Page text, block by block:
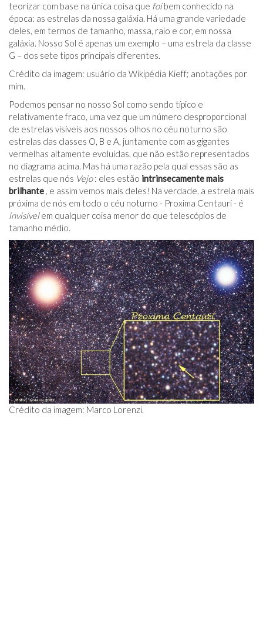
teorizar com base na única coisa que foibem conhecido na
época: as estrelas da nossa galáxia. Há uma grande variedade
deles, em termos de tamanho, massa, raio e cor, em nossa
galáxia. Nosso Sol é apenas um exemplo – uma estrela da classe
G – dos sete tipos principais diferentes.
Crédito da imagem: usuário da Wikipédia Kieff; anotações por
mim.
Podemos pensar no nosso Sol como sendo típico e
relativamente fraco, uma vez que um número desproporcional
de estrelas visíveis aos nossos olhos no céu noturno são
estrelas das classes O, B e A, juntamente com as gigantes
vermelhas altamente evoluídas, que não estão representados
no diagrama acima. Mas há uma razão pela qual essas são as
estrelas que nós Vejo: eles estão intrinsecamente mais
brilhante , e assim vemos mais deles! Na verdade, a estrela mais
próxima de nós em todo o céu noturno - Proxima Centauri - é
invisívelem qualquer coisa menor do que telescópios de
tamanho médio.
Crédito da imagem: Marco Lorenzi.